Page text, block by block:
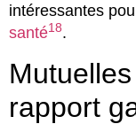
intéressantes
santé18.
rapport